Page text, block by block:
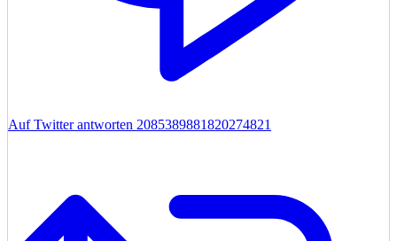
Auf Twitter antworten 2085389881820274821